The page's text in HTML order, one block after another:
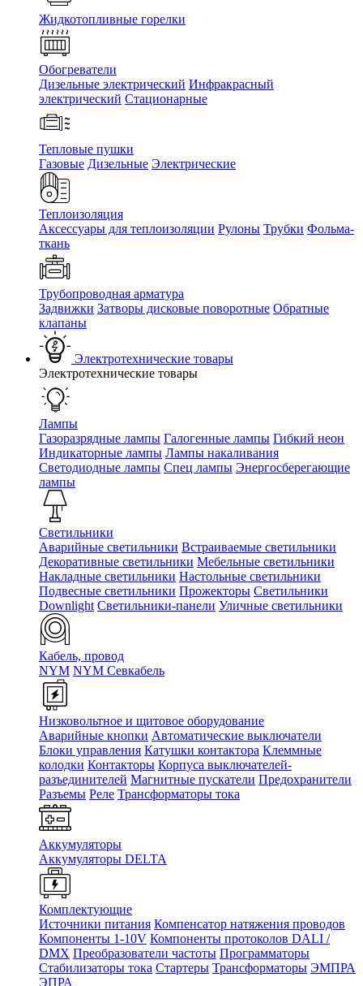
Жидкотопливные горелки
Обогреватели
Дизельные электрический Инфракрасный
электрический Стационарные
Тепловые пушки
Газовые Дизельные Электрические
Теплоизоляция
Аксессуары для теплоизоляции Рулоны Трубки Фольма-
ткань
Трубопроводная арматура
Задвижки Затворы дисковые поворотные Обратные
клапаны
Электротехнические товары
Электротехнические товары
Лампы
Газоразрядные лампы Галогенные лампы Гибкий неон
Индикаторные лампы Лампы накаливания
Светодиодные лампы Спец лампы Энергосберегающие
лампы
Светильники
Аварийные светильники Встраиваемые светильники
Декоративные светильники Мебельные светильники
Накладные светильники Настольные светильники
Подвесные светильники Прожекторы Светильники
Downlight Светильники-панели Уличные светильники
Кабель, провод
NYM NYM Севкабель
Низковольтное и щитовое оборудование
Аварийные кнопки Автоматические выключатели
Блоки управления Катушки контактора Клеммные
колодки Контакторы Корпуса выключателей-
разъединителей Магнитные пускатели Предохранители
Разъемы Реле Трансформаторы тока
Аккумуляторы
Аккумуляторы DELTA
Комплектующие
Источники питания Компенсатор натяжения проводов
Компоненты 1-10V Компоненты протоколов DALI /
DMX Преобразователи частоты Программаторы
Стабилизаторы тока Стартеры Трансформаторы ЭМПРА
ЭПРА